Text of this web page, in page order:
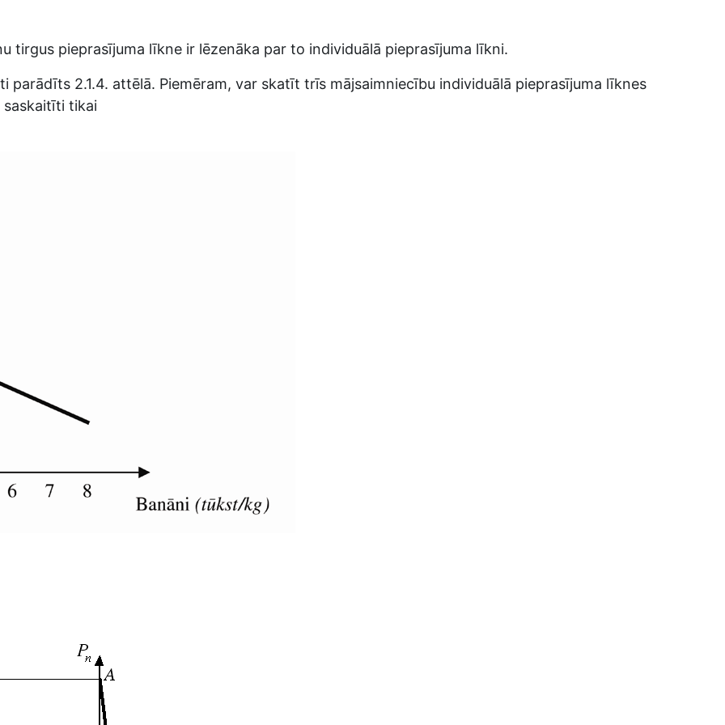
tirgus pieprasījuma līkne ir lēzenāka par to individuālā pieprasījuma līkni.
parādīts 2.1.4. attēlā. Piemēram, var skatīt trīs mājsaimniecību individuālā pieprasījuma līknes
saskaitīti tikai